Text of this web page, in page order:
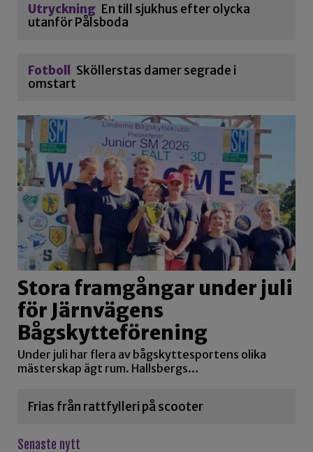
Utryckning En till sjukhus efter olycka
utanför Pålsboda
Fotboll Sköllerstas damer segrade i
omstart
Stora framgångar under juli
för Järnvägens
Bågskytteförening
Under juli har flera av bågskyttesportens olika
mästerskap ägt rum. Hallsbergs…
Frias från rattfylleri på scooter
Senaste nytt